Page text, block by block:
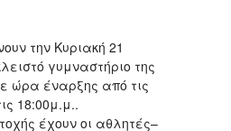
την Κυριακή 21
γυμναστήριο της
ώρα έναρξης από τις
18:00μ.μ..
έχουν οι αθλητές–